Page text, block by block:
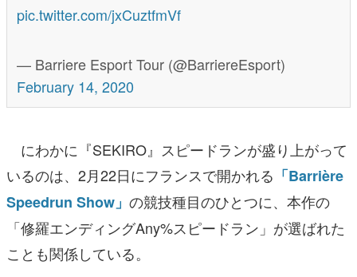
pic.twitter.com/jxCuztfmVf
— Barriere Esport Tour (@BarriereEsport)
February 14, 2020
にわかに『SEKIRO』スピードランが盛り上がって
いるのは、2月22日にフランスで開かれる 「Barrière
Speedrun Show」 の競技種目のひとつに、本作の
「修羅エンディングAny%スピードラン」が選ばれた
ことも関係している。